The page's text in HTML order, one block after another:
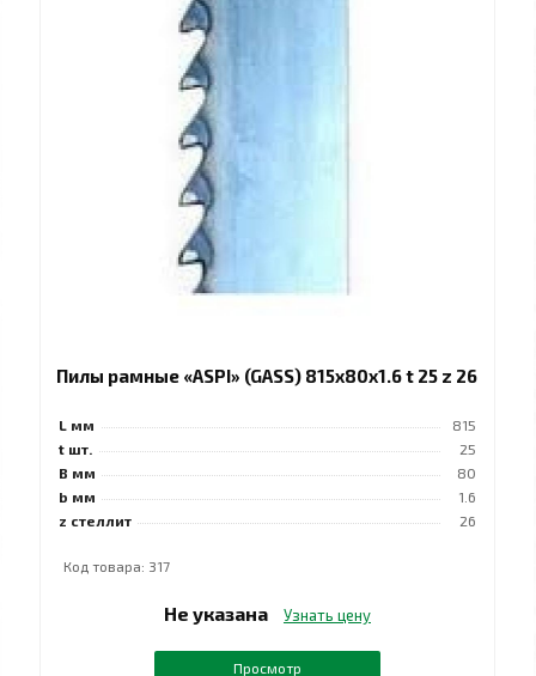
Пилы рамные «ASPI» (GASS) 815x80x1.6 t 25 z 26
L мм
815
t шт.
25
B мм
80
b мм
1.6
z стеллит
26
Код товара: 317
Не указана Узнать цену
Просмотр